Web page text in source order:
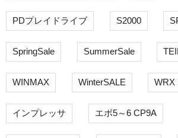
PDプレイドライブ S2000
SpringSale SummerSale
WINMAX WinterSALE WRX
インプレッサ エボ5～6 CP9A